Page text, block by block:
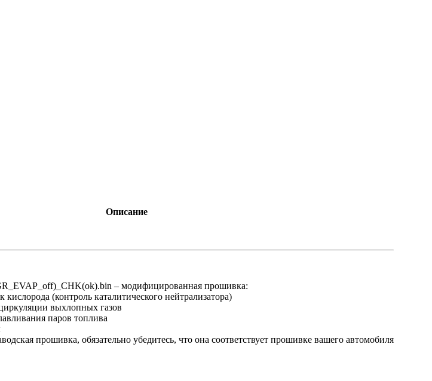
Описание
– модифицированная прошивка:
(контроль каталитического нейтрализатора)
выхлопных газов
паров топлива
прошивка, обязательно убедитесь, что она соответствует прошивке вашего автомобиля